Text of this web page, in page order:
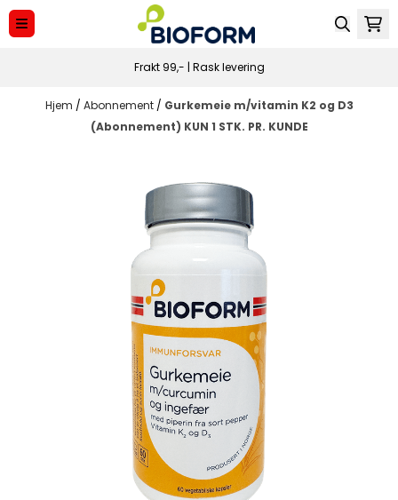
Hopp til innhold
Frakt 99,- | Rask levering
Hjem / Abonnement / Gurkemeie m/vitamin K2 og D3
(Abonnement) KUN 1 STK. PR. KUNDE